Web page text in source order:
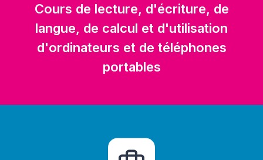
Cours de lecture, d'écriture, de
langue, de calcul et d'utilisation
d'ordinateurs et de téléphones
portables